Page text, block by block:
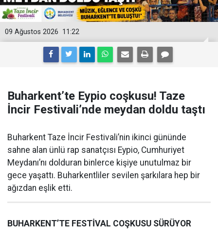
11:22
09 Ağustos 2026
Buharkent’te Eypio coşkusu! Taze
İncir Festivali’nde meydan doldu taştı
Buharkent Taze İncir Festivali’nin ikinci gününde
sahne alan ünlü rap sanatçısı Eypio, Cumhuriyet
Meydanı’nı dolduran binlerce kişiye unutulmaz bir
gece yaşattı. Buharkentliler sevilen şarkılara hep bir
ağızdan eşlik etti.
BUHARKENT’TE FESTİVAL COŞKUSU SÜRÜYOR